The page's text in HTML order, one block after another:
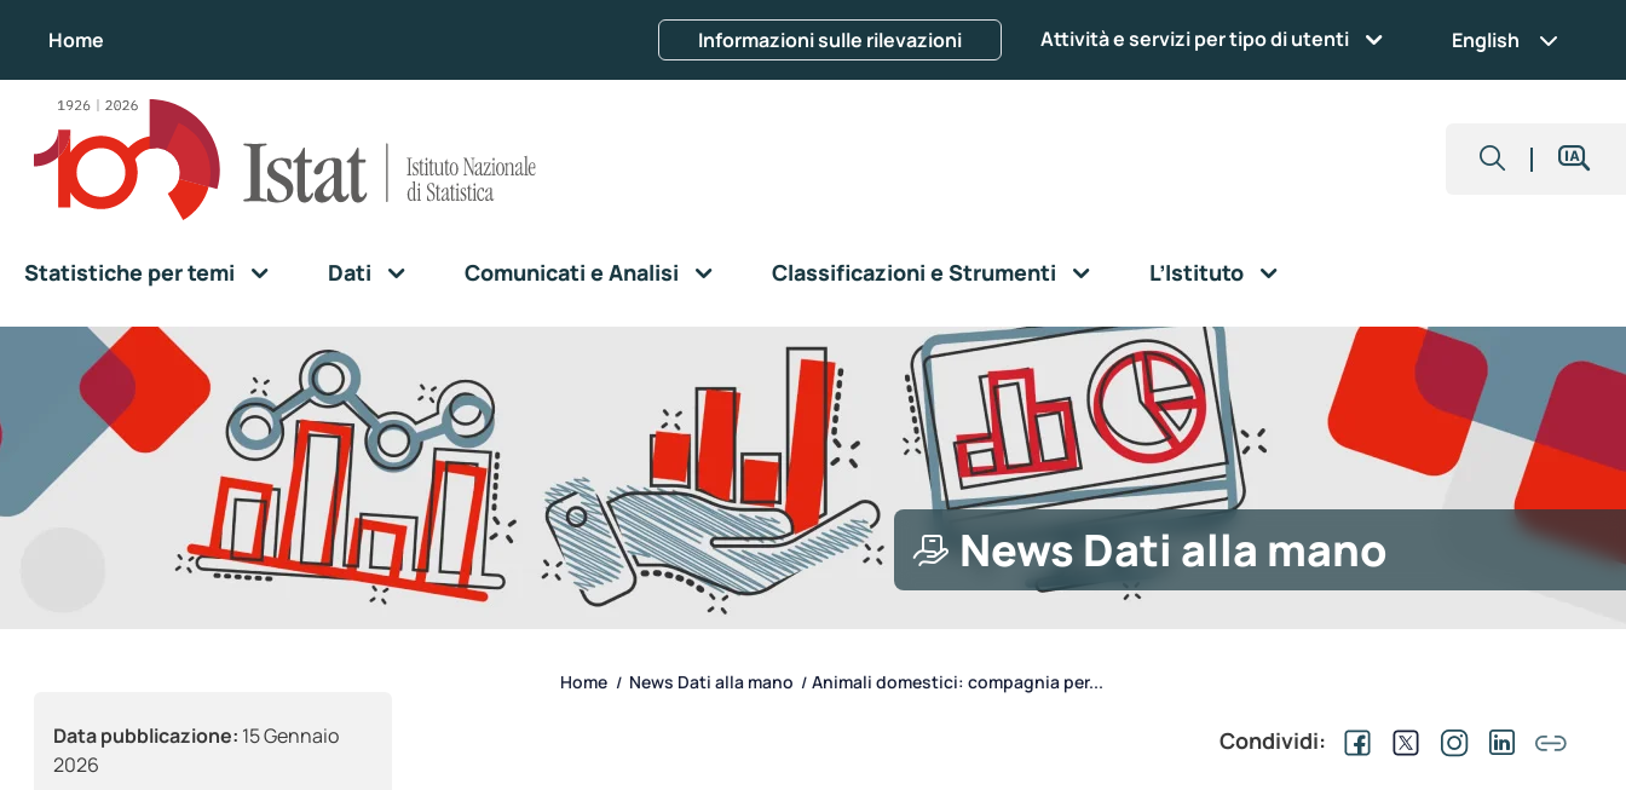
Home Informazioni sulle rilevazioni Attività e servizi per tipo di utenti English
Statistiche per temi Dati Comunicati e Analisi Classificazioni e Strumenti L’Istituto
News Dati alla mano
Data pubblicazione: 15 Gennaio
2026
Home / News Dati alla mano / Animali domestici: compagnia per...
Condividi: